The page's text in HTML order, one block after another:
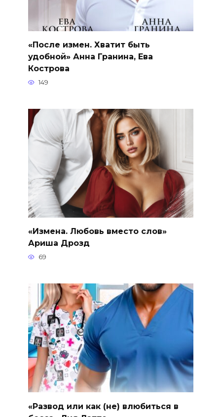
«После измен. Хватит быть
удобной» Анна Гранина, Ева
Кострова
149
«Измена. Любовь вместо слов»
Ариша Дрозд
69
«Развод или как (не) влюбиться в